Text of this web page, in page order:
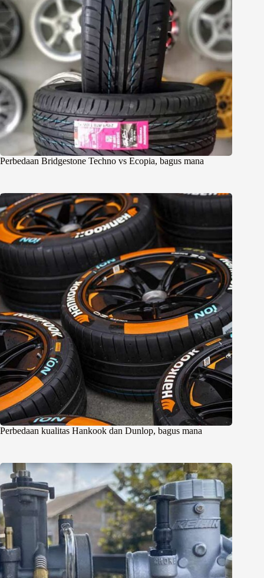
Perbedaan Bridgestone Techno vs Ecopia, bagus mana
Perbedaan kualitas Hankook dan Dunlop, bagus mana